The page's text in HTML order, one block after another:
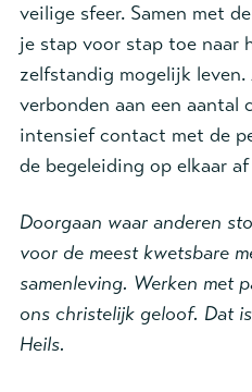
veilige sfeer. Samen met
je stap voor stap toe naar
zelfstandig mogelijk
verbonden aan een aantal
intensief contact met de
de begeleiding op elkaar
Doorgaan waar anderen
voor de meest kwetsbare
samenleving. Werken met
ons christelijk geloof. Dat
Heils.